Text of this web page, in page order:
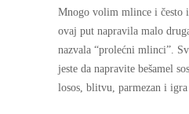
Mnogo volim mlince i često
ovaj put napravila malo
nazvala “prolećni mlinci”.
jeste da napravite bešamel
losos, blitvu, parmezan i igra